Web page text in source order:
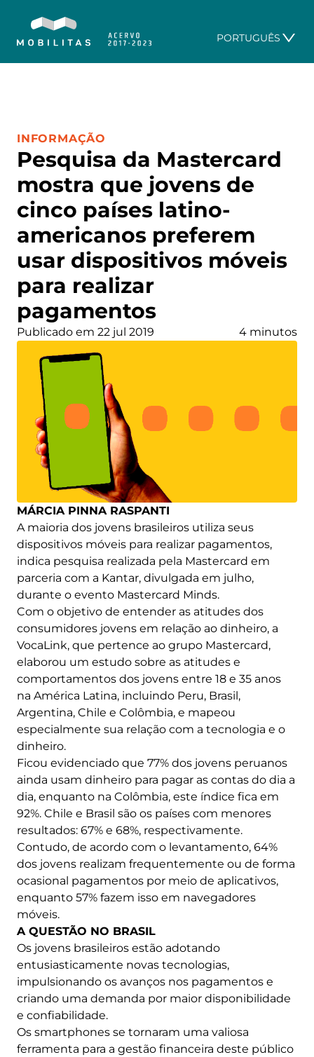
PORTUGUÊS
Pesquisa da Mastercard
mostra que jovens de
cinco países latino-
americanos preferem
usar dispositivos móveis
para realizar
pagamentos
CATEGORIA:
INFORMAÇÃO
Publicado em 22 jul 2019 4 minutos
MÁRCIA PINNA RASPANTI
A maioria dos jovens brasileiros utiliza seus
dispositivos móveis para realizar pagamentos,
indica pesquisa realizada pela Mastercard em
parceria com a Kantar, divulgada em julho,
durante o evento Mastercard Minds.
Com o objetivo de entender as atitudes dos
consumidores jovens em relação ao dinheiro, a
VocaLink, que pertence ao grupo Mastercard,
elaborou um estudo sobre as atitudes e
comportamentos dos jovens entre 18 e 35 anos
na América Latina, incluindo Peru, Brasil,
Argentina, Chile e Colômbia, e mapeou
especialmente sua relação com a tecnologia e o
dinheiro.
Ficou evidenciado que 77% dos jovens peruanos
ainda usam dinheiro para pagar as contas do dia a
dia, enquanto na Colômbia, este índice fica em
92%. Chile e Brasil são os países com menores
resultados: 67% e 68%, respectivamente.
Contudo, de acordo com o levantamento, 64%
dos jovens realizam frequentemente ou de forma
ocasional pagamentos por meio de aplicativos,
enquanto 57% fazem isso em navegadores
móveis.
A QUESTÃO NO BRASIL
Os jovens brasileiros estão adotando
entusiasticamente novas tecnologias,
impulsionando os avanços nos pagamentos e
criando uma demanda por maior disponibilidade
e confiabilidade.
Os smartphones se tornaram uma valiosa
ferramenta para a gestão financeira deste público